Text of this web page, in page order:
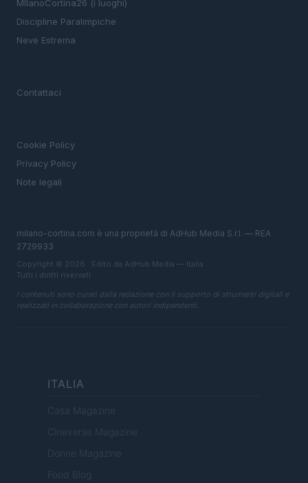
MIlanoCortina26 (i luoghi)
Discipline Paralimpiche
Neve Estrema
Contattaci
Cookie Policy
Privacy Policy
Note legali
milano-cortina.com è una proprietà di AdHub Media S.r.l. — REA
2729933
Copyright © 2026 · Edito da AdHub Media — Italia
Tutti i diritti riservati
I contenuti sono curati dalla redazione con il supporto di strumenti digitali e
realizzati in collaborazione con autori indipendenti.
ITALIA
Casa Magazine
Cineverse Magazine
Donne Magazine
Food Blog